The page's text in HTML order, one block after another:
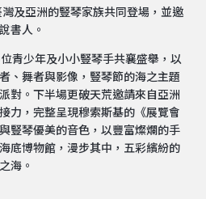
及亞洲的豎琴家族共同登場，並邀
書人。
青少年及小小豎琴手共襄盛舉，以
、舞者與影像，豎琴節的海之主題
對。下半場更破天荒邀請來自亞洲
力，完整呈現穆索斯基的《展覽會
豎琴優美的音色，以豐富燦爛的手
底博物館，漫步其中，五彩繽紛的
海。